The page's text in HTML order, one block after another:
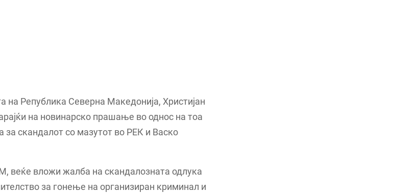
на Република Северна Македонија, Христијан
на новинарско прашање во однос на тоа
скандалот со мазутот во РЕК и Васко
веќе вложи жалба на скандалозната одлука
за гонење на организиран криминал и